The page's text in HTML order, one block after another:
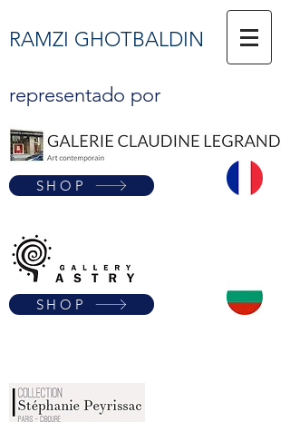
RAMZI GHOTBALDIN
representado por
SHOP
SHOP